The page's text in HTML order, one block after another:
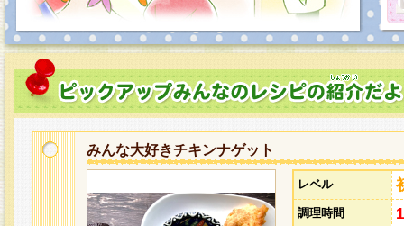
みんな大好きチキンナゲット
レベル
調理時間